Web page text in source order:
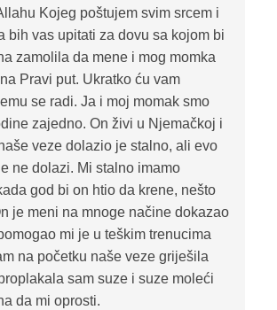
Kojeg poštujem svim srcem i
bih vas upitati za dovu sa kojom bi
zamolila da mene i mog momka
Pravi put. Ukratko ću vam
se radi. Ja i moj momak smo
zajedno. On živi u Njemačkoj i
veze dolazio je stalno, ali evo
ne dolazi. Mi stalno imamo
god bi on htio da krene, nešto
je meni na mnoge načine dokazao
mi je u teškim trenucima
na početku naše veze griješila
sam suze i suze moleći
da mi oprosti.